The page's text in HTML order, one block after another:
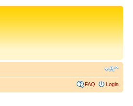
FAQ Login